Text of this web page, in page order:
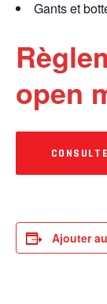
Gants et
open
Ajouter